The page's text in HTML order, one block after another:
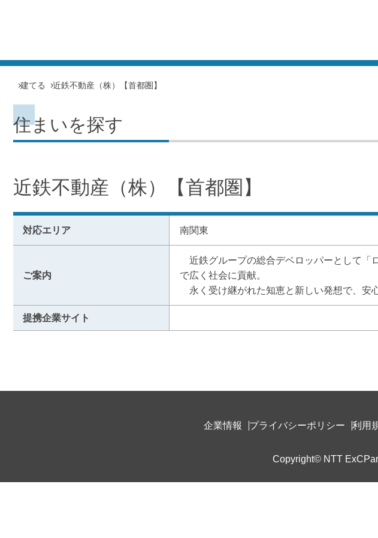
建てる 近鉄不動産（株）【首都圏】
住まいを探す
近鉄不動産（株）【首都圏】
対応エリア 南関東
ご案内
近鉄グループの総合デベロッパーとして「
で広く社会に貢献。
永く受け継がれた知恵と新しい発想で、安
提携企業サイト
企業情報 プライバシーポリシー 利用
Copyright© NTT